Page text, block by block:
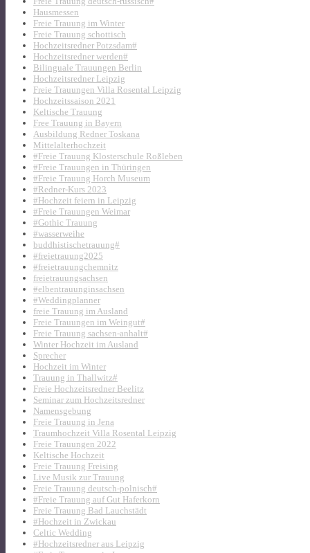
Hausmessen
Freie Trauung im Winter
Freie Trauung schottisch
Hochzeitsredner Potzsdam#
Hochzeitsredner werden#
Bilinguale Trauungen Berlin
Hochzeitsredner Leipzig
Freie Trauungen Villa Rosental Leipzig
Hochzeitssaison 2021
Keltische Trauung
Free Trauung in Bayern
Ausbildung Redner Toskana
Mittelalterhochzeit
#Freie Trauung Klosterschule Roßleben
#Freie Trauungen in Thüringen
#Freie Trauung Horch Museum
#Redner-Kurs 2023
#Hochzeit feiern in Leipzig
#Freie Trauungen Weimar
#Gothic Trauung
#wasserweihe
buddhistischetrauung#
#freietrauung2025
#freietrauungchemnitz
freietrauungsachsen
#elbentrauunginsachsen
#Weddingplanner
freie Trauung im Ausland
Freie Trauungen im Weingut#
Freie Trauung sachsen-anhalt#
Winter Hochzeit im Ausland
Sprecher
Hochzeit im Winter
Trauung in Thallwitz#
Freie Hochzeitsredner Beelitz
Seminar zum Hochzeitsredner
Namensgebung
Freie Trauung in Jena
Traumhochzeit Villa Rosental Leipzig
Freie Trauungen 2022
Keltische Hochzeit
Freie Trauung Freising
Live Musik zur Trauung
Freie Trauung deutsch-polnisch#
#Freie Trauung auf Gut Haferkorn
Freie Trauung Bad Lauchstädt
#Hochzeit in Zwickau
Celtic Wedding
#Hochzeitsredner aus Leipzig